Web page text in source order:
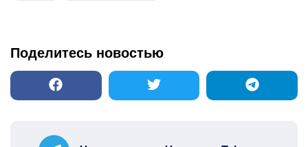
Поделитесь новостью